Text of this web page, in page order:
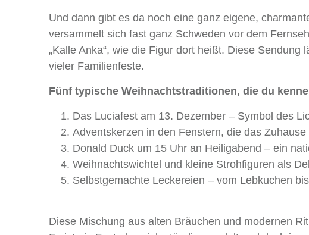
Und dann gibt es da noch eine ganz eigene,
versammelt sich fast ganz Schweden vor dem
„Kalle Anka“, wie die Figur dort heißt. Diese
vieler Familienfeste.
Fünf typische Weihnachtstraditionen, die du
Das Luciafest am 13. Dezember – Symbol des
Adventskerzen in den Fenstern, die das Zuhause
Donald Duck um 15 Uhr an Heiligabend – ein
Weihnachtswichtel und kleine Strohfiguren als
Selbstgemachte Leckereien – vom Lebkuchen
Diese Mischung aus alten Bräuchen und modernen